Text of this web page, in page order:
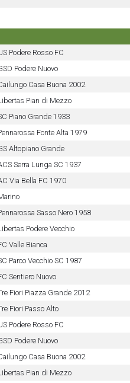
Podere Rosso FC
Podere Nuovo
Casa Buona 2002
Pian di Mezzo
Piano Grande 1933
Fonte Alta 1979
Altopiano Grande
Serra Lunga SC 1937
Via Bella FC 1970
Sasso Nero 1958
Podere Vecchio
Valle Bianca
Parco Vecchio SC 1987
Sentiero Nuovo
Fiori Piazza Grande 2012
Fiori Passo Alto
Podere Rosso FC
Podere Nuovo
Casa Buona 2002
Pian di Mezzo